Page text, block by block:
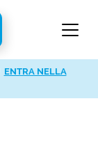
ENTRA NELLA